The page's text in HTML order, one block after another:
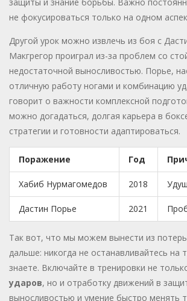
не фокусироваться только на одном
Другой урок можно извлечь из боя с
Макгрегор проиграл из-за проблем со
недостаточной выносливостью. Порье,
отличную работу ногами и комбинацию
говорит о важности комплексной
можно догадаться, долгая карьера в
стратегии и готовности адаптироваться.
Поражение Год
Хабиб Нурмагомедов 2018
Дастин Порье 2021
Так вот, что мы можем вынести из
дальше: никогда не останавливайтесь на
знаете. Включайте в тренировки не
ударов, но и отработку движений в
выносливостью и умение быстро менять